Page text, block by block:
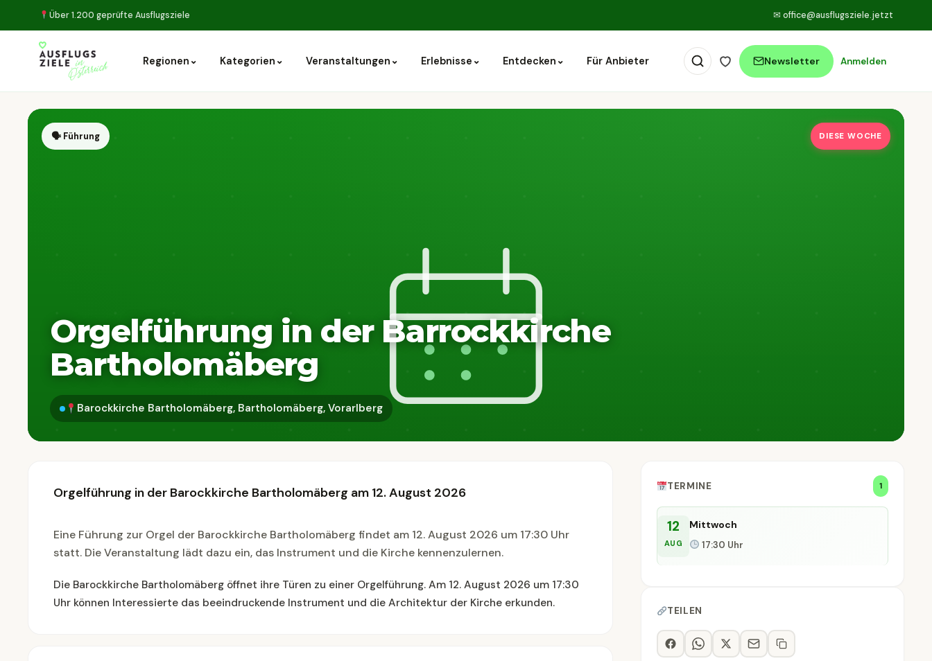
Über 1.200 geprüfte Ausflugsziele ✉ office@ausflugsziele.jetzt
Regionen ⌄ Kategorien ⌄ Veranstaltungen ⌄ Erlebnisse ⌄ Entdecken ⌄ Für Anbieter Newsletter Anmelden
🗣 Führung DIESE WOCHE
Orgelführung in der Barrockkirche
Bartholomäberg
Barockkirche Bartholomäberg, Bartholomäberg, Vorarlberg
Orgelführung in der Barockkirche Bartholomäberg am 12. August 2026
Eine Führung zur Orgel der Barockkirche Bartholomäberg findet am 12. August 2026 um 17:30 Uhr
statt. Die Veranstaltung lädt dazu ein, das Instrument und die Kirche kennenzulernen.
Die Barockkirche Bartholomäberg öffnet ihre Türen zu einer Orgelführung. Am 12. August 2026 um 17:30
Uhr können Interessierte das beeindruckende Instrument und die Architektur der Kirche erkunden.
TERMINE 1
12
AUG
Mittwoch
17:30 Uhr
TEILEN